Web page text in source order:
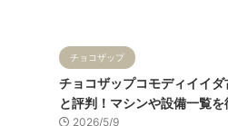
チョコザップ
チョコザップコモディイイダ
と評判！マシンや設備一覧
2026/5/9